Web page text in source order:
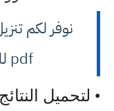
نوفر لكم
pdf للحفظ عندك في الجهاز
• لتحميل